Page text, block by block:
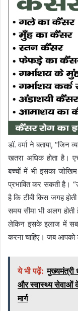
डॉ. वर्मा ने बताया, “जिन
खतरा अधिक होता है।
बच्चों में भी इसका जोखिम
प्रभावित कर सकती है।
है कि टीबी किस जगह
समय सीमा भी अलग होती
लेकिन इसके इलाज में
करना चाहिए। जब आपको
ये भी पढ़ें: मुख्यमंत्री
और स्वास्थ्य सेवाओं
मार्ग